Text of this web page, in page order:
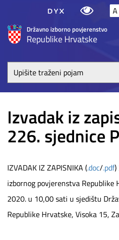
Državno izborno povjerenstvo
Republike Hrvatske
A
Upišite
traženi
Izvadak iz
226. sjednice
IZVADAK IZ ZAPISNIKA (.doc/.pdf)
izbornog povjerenstva Republike
2020. u 10,00 sati u sjedištu
Republike Hrvatske, Visoka 15,